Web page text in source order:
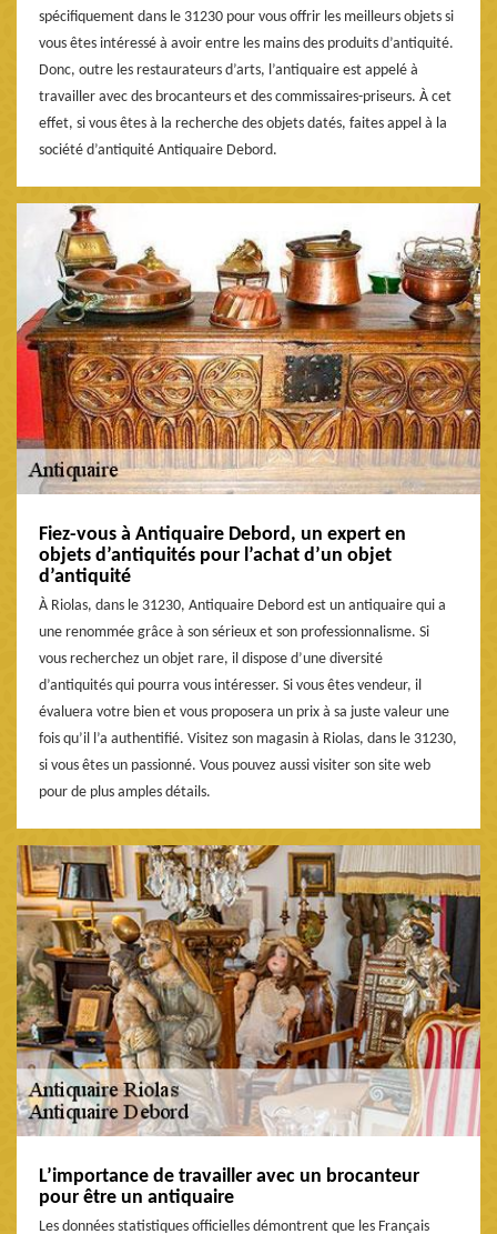
spécifiquement dans le 31230 pour vous offrir les meilleurs objets si
vous êtes intéressé à avoir entre les mains des produits d’antiquité.
Donc, outre les restaurateurs d’arts, l’antiquaire est appelé à
travailler avec des brocanteurs et des commissaires-priseurs. À cet
effet, si vous êtes à la recherche des objets datés, faites appel à la
société d’antiquité Antiquaire Debord.
Fiez-vous à Antiquaire Debord, un expert en
objets d’antiquités pour l’achat d’un objet
d’antiquité
À Riolas, dans le 31230, Antiquaire Debord est un antiquaire qui a
une renommée grâce à son sérieux et son professionnalisme. Si
vous recherchez un objet rare, il dispose d’une diversité
d’antiquités qui pourra vous intéresser. Si vous êtes vendeur, il
évaluera votre bien et vous proposera un prix à sa juste valeur une
fois qu’il l’a authentifié. Visitez son magasin à Riolas, dans le 31230,
si vous êtes un passionné. Vous pouvez aussi visiter son site web
pour de plus amples détails.
L’importance de travailler avec un brocanteur
pour être un antiquaire
Les données statistiques officielles démontrent que les Français